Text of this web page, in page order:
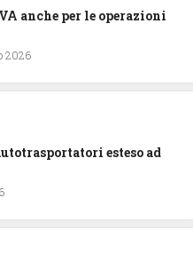
anche per le operazioni
2026
esteso ad